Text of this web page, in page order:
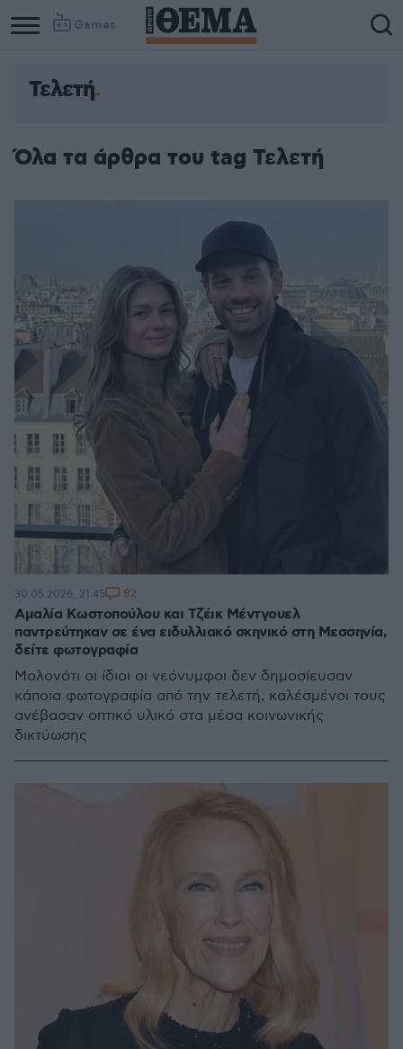
Games
Τελετή
Όλα τα άρθρα του tag Τελετή
Αμαλία Κωστοπούλου και Τζέικ Μέντγουελ
παντρεύτηκαν σε ένα ειδυλλιακό σκηνικό στη Μεσσηνία,
δείτε φωτογραφία
Μολονότι οι ίδιοι οι νεόνυμφοι δεν δημοσίευσαν
κάποια φωτογραφία από την τελετή, καλέσμένοι τους
ανέβασαν οπτικό υλικό στα μέσα κοινωνικής
δικτύωσης
30.05.2026, 21:45 82